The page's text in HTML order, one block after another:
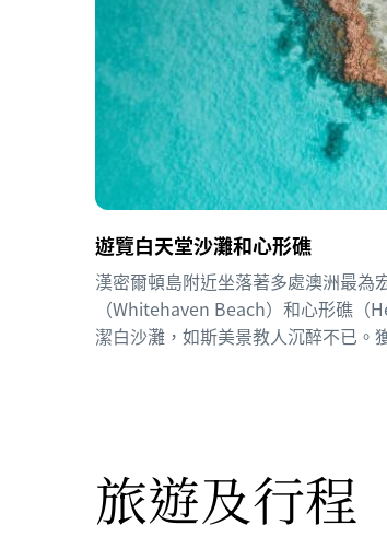
遊覽白天堂沙灘和心形礁
漢密爾頓島附近坐落著多處澳洲最為
（Whitehaven Beach）和心形礁（
潔白沙灘，如斯美景教人沉醉不已。
旅遊及行程